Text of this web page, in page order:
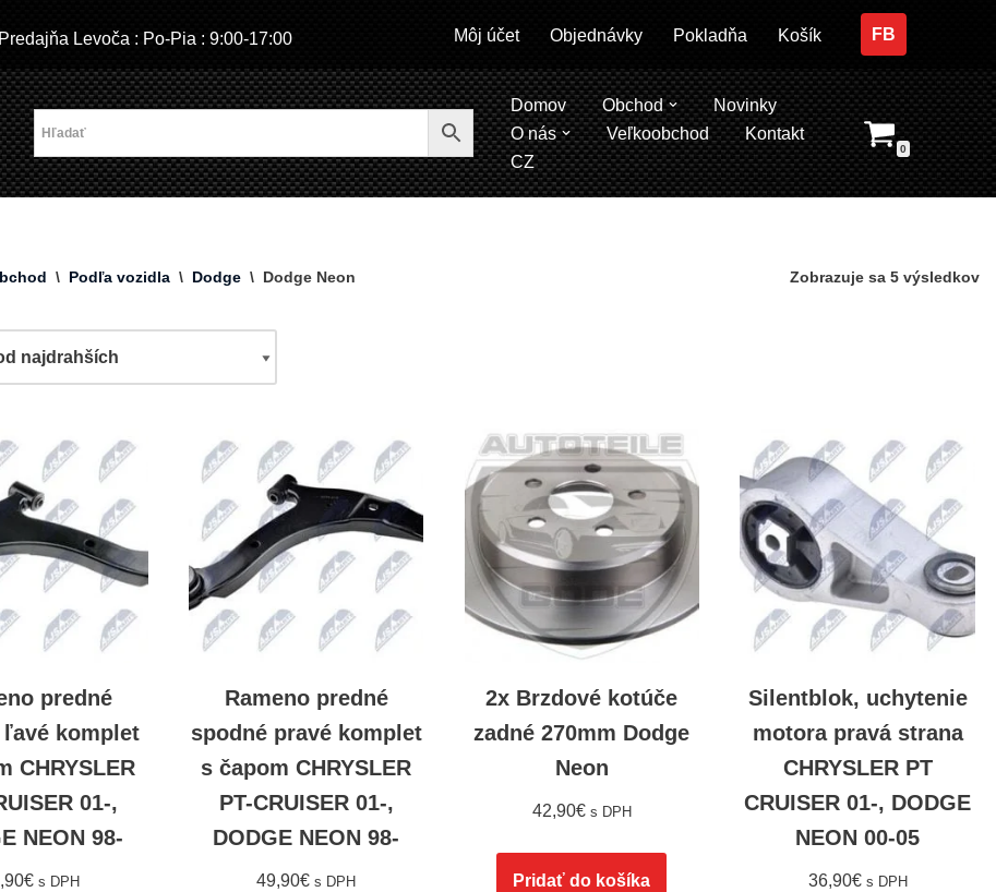
Predajňa Levoča : Po-Pia : 9:00-17:00 Môj účet Objednávky Pokladňa Košík FB
Domov Obchod
Novinky
O nás
Veľkoobchod
Kontakt
CZ
0
\ Podľa vozidla \ Dodge \ Dodge Neon Zobrazuje sa 5 výsledkov
predné
ľavé komplet
CHRYSLER
01-,
NEON 98-
€ s DPH
Rameno predné
spodné pravé komplet
s čapom CHRYSLER
PT-CRUISER 01-,
DODGE NEON 98-
49,90€ s DPH
2x Brzdové kotúče
zadné 270mm Dodge
Neon
42,90€ s DPH
Pridať do košíka
Silentblok, uchytenie
motora pravá strana
CHRYSLER PT
CRUISER 01-, DODGE
NEON 00-05
36,90€ s DPH